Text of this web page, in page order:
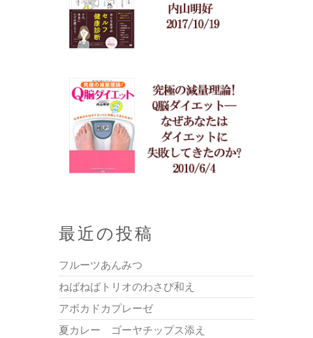
最近の投稿
フルーツあんみつ
ねばねばトリオのわさび和え
アボカドカプレーゼ
夏カレー ゴーヤチップス添え